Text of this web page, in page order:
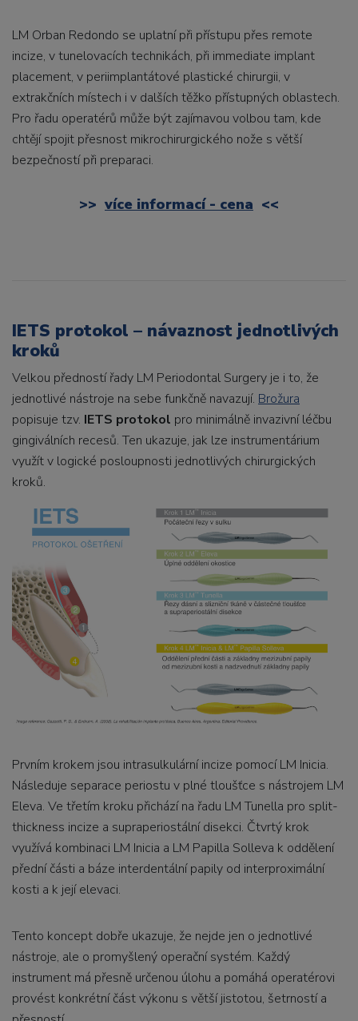
LM Orban Redondo se uplatní při přístupu přes remote
incize, v tunelovacích technikách, při immediate implant
placement, v periimplantátové plastické chirurgii, v
extrakčních místech i v dalších těžko přístupných oblastech.
Pro řadu operatérů může být zajímavou volbou tam, kde
chtějí spojit přesnost mikrochirurgického nože s větší
bezpečností při preparaci.
>> více informací - cena <<
IETS protokol – návaznost jednotlivých
kroků
Velkou předností řady LM Periodontal Surgery je i to, že
jednotlivé nástroje na sebe funkčně navazují. Brožura
popisuje tzv. IETS protokol pro minimálně invazivní léčbu
gingiválních recesů. Ten ukazuje, jak lze instrumentárium
využít v logické posloupnosti jednotlivých chirurgických
kroků.
Prvním krokem jsou intrasulkulární incize pomocí LM Inicia.
Následuje separace periostu v plné tloušťce s nástrojem LM
Eleva. Ve třetím kroku přichází na řadu LM Tunella pro split-
thickness incize a supraperiostální disekci. Čtvrtý krok
využívá kombinaci LM Inicia a LM Papilla Solleva k oddělení
přední části a báze interdentální papily od interproximální
kosti a k její elevaci.
Tento koncept dobře ukazuje, že nejde jen o jednotlivé
nástroje, ale o promyšlený operační systém. Každý
instrument má přesně určenou úlohu a pomáhá operatérovi
provést konkrétní část výkonu s větší jistotou, šetrností a